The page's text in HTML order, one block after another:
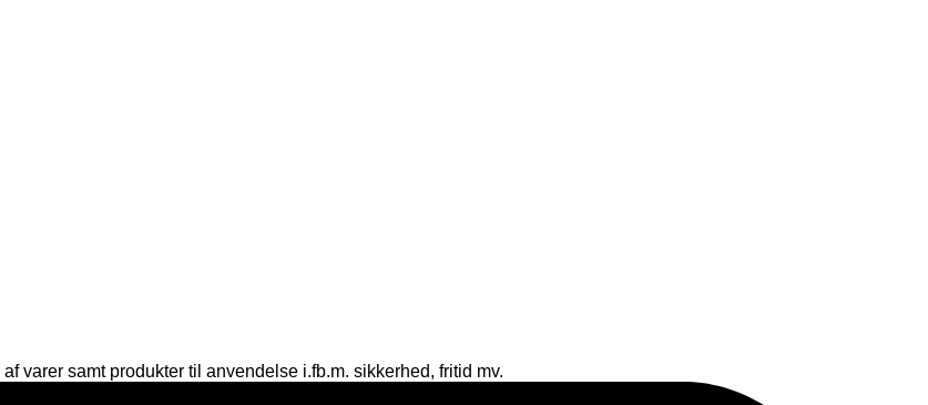
varer samt produkter til anvendelse i.fb.m. sikkerhed, fritid mv.